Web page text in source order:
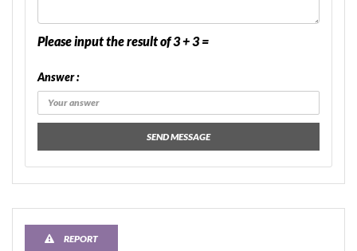
Please input the result of 3 + 3 =
Answer :
SEND MESSAGE
REPORT